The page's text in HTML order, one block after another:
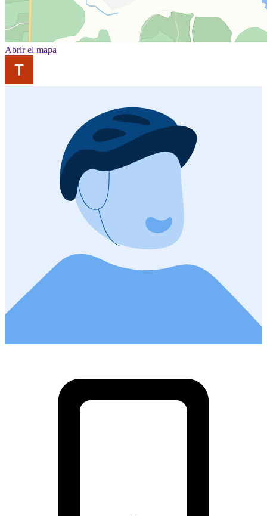
Abrir el mapa